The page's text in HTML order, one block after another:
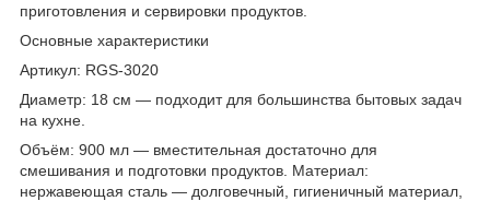
приготовления и сервировки продуктов.
Основные характеристики
Артикул: RGS-3020
Диаметр: 18 см — подходит для большинства бытовых задач
на кухне.
Объём: 900 мл — вместительная достаточно для
смешивания и подготовки продуктов. Материал:
нержавеющая сталь — долговечный, гигиеничный материал,